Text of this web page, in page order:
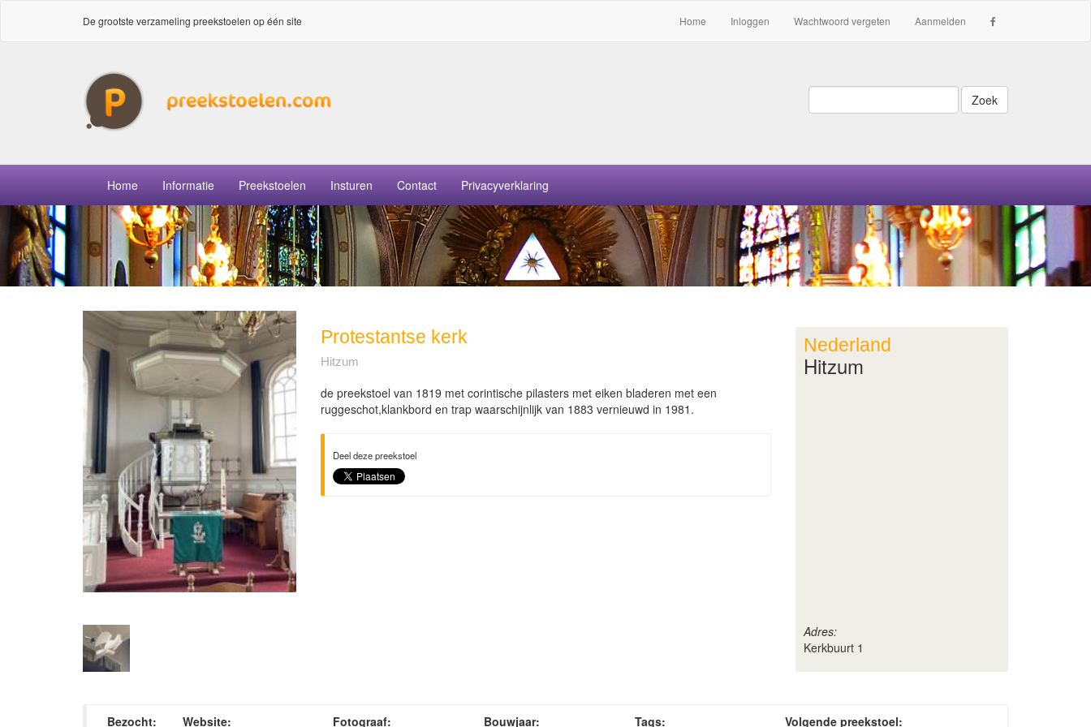
De grootste verzameling preekstoelen op één site Home Inloggen Wachtwoord vergeten Aanmelden
Zoek
Home Informatie Preekstoelen Insturen Contact Privacyverklaring
Protestantse kerk
Hitzum
de preekstoel van 1819 met corintische pilasters met eiken bladeren met een
ruggeschot,klankbord en trap waarschijnlijk van 1883 vernieuwd in 1981.
Deel deze preekstoel
Nederland
Hitzum
Adres:
Kerkbuurt 1
Bezocht: Website: Fotograaf: Bouwjaar: Tags: Volgende preekstoel: